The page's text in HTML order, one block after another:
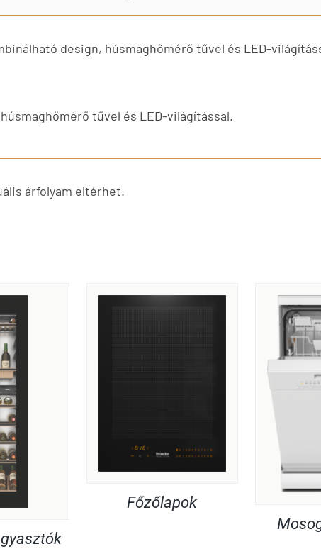
design, húsmaghőmérő tűvel és LED-
tűvel és LED-világítással.
árfolyam eltérhet.
Főzőlapok